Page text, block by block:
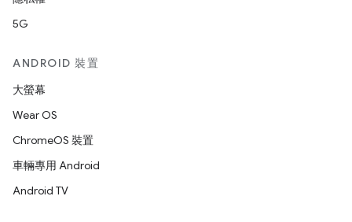
5G
ANDROID 裝置
大螢幕
Wear OS
ChromeOS 裝置
車輛專用 Android
Android TV